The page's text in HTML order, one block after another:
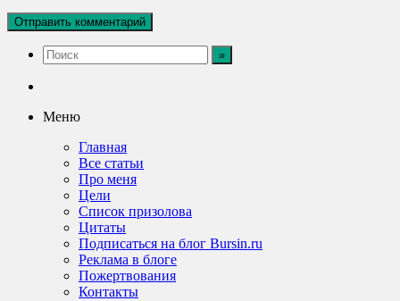
Меню
Главная
Все статьи
Про меня
Цели
Список призолова
Цитаты
Подписаться на блог Bursin.ru
Реклама в блоге
Пожертвования
Контакты